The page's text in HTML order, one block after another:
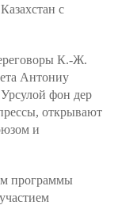
с
К.-Ж.
Антониу
фон дер
открывают
и
программы